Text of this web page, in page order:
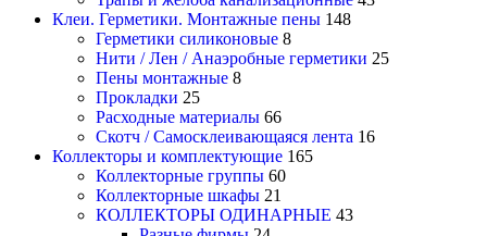
Клеи. Герметики. Монтажные пены 148
Герметики силиконовые 8
Нити / Лен / Анаэробные герметики 25
Пены монтажные 8
Прокладки 25
Расходные материалы 66
Скотч / Самосклеивающаяся лента 16
Коллекторы и комплектующие 165
Коллекторные группы 60
Коллекторные шкафы 21
КОЛЛЕКТОРЫ ОДИНАРНЫЕ 43